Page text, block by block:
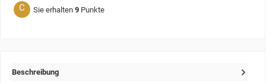
C Sie erhalten 9 Punkte
Beschreibung